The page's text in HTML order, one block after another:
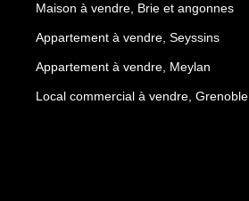
Maison à vendre, Brie et angonnes
Appartement à vendre, Seyssins
Appartement à vendre, Meylan
Local commercial à vendre, Grenoble